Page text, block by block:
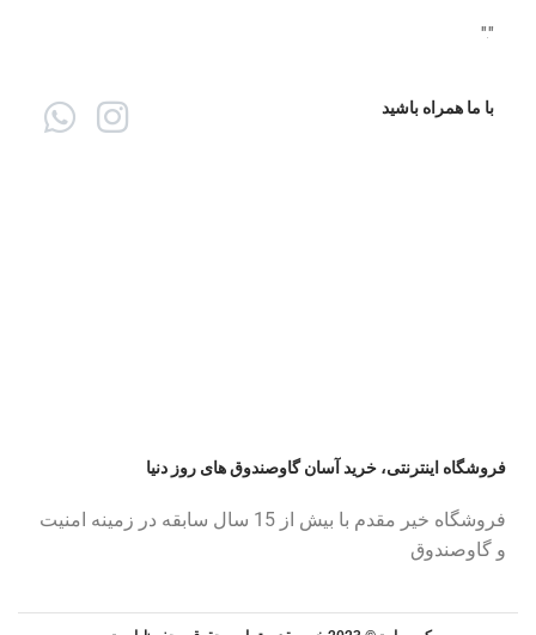
"
"
با ما همراه باشید
فروشگاه اینترنتی، خرید آسان گاوصندوق های روز دنیا
فروشگاه خیر مقدم با بیش از 15 سال سابقه در زمینه امنیت
و گاوصندوق